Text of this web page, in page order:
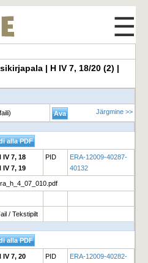
☰
| H IV 7, 18/20 (2) |
Järgmine >>
IV 7, 18
IV 7, 19
PID
ERA-12009-40287-
40132
/ Tekstipilt
IV 7, 20
PID
ERA-12009-40282-